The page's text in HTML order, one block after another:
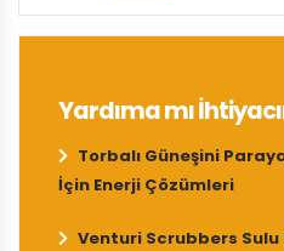
Yardıma mı
Torbalı Güneşini
İçin Enerji Çözümleri
Venturi Scrubbers Sulu